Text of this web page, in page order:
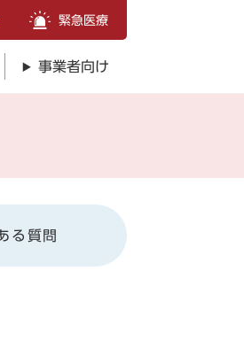
緊急医療
事業者向け
る質問